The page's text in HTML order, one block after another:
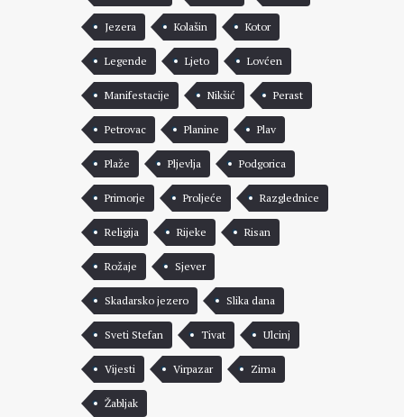
Jezera Kolašin Kotor
Legende Ljeto Lovćen
Manifestacije Nikšić Perast
Petrovac Planine Plav
Plaže Pljevlja Podgorica
Primorje Proljeće Razglednice
Religija Rijeke Risan
Rožaje Sjever
Skadarsko jezero Slika dana
Sveti Stefan Tivat Ulcinj
Vijesti Virpazar Zima
Žabljak